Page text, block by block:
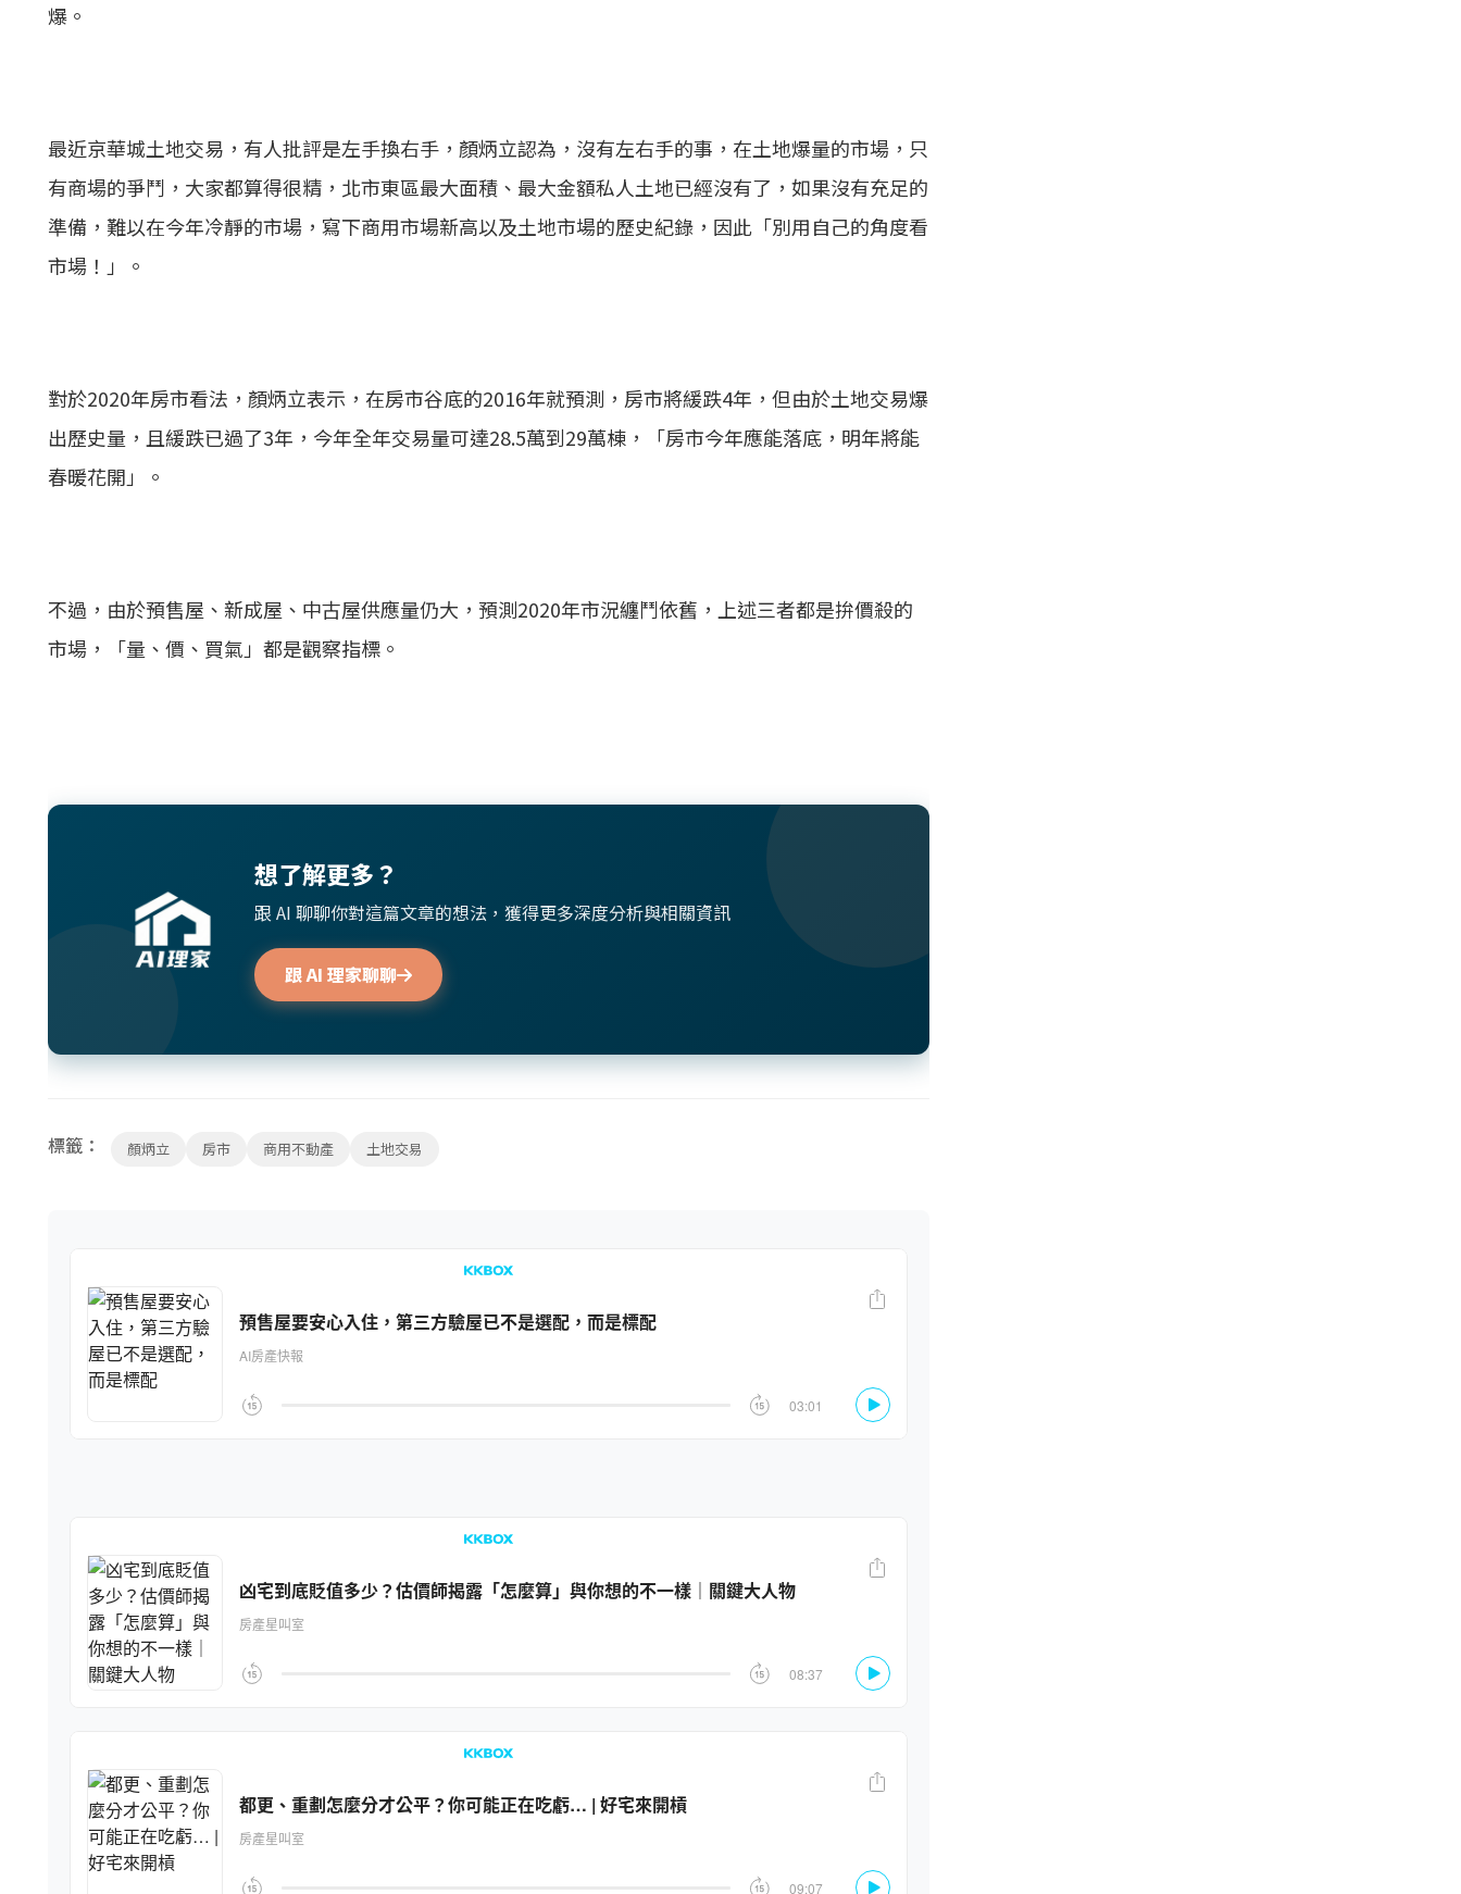
爆。
最近京華城土地交易 ，有人批評是左手換右手，顏炳立認為，沒有左右手的事，在土地爆量的市場，只
有商場的爭鬥，大家都算得很精，北市東區最大面積、最大金額私人土地已經沒有了，如果沒有充足的
準備，難以在今年冷靜的市場，寫下商用市場新高以及土地市場的歷史紀錄，因此「別用自己的角度看
市場！」。
對於2020年房市看法，顏炳立表示，在房市谷底的2016年就預測，房市將緩跌4年，但由於土地交易爆
出歷史量，且緩跌已過了3年，今年全年交易量可達28.5萬到29萬棟，「房市今年應能落底，明年將能
春暖花開」。
不過，由於預售屋、新成屋、中古屋供應量仍大，預測2020年市況纏鬥依舊，上述三者都是拚價殺的
市場，「量、價、買氣」都是觀察指標。
想了解更多？
跟 AI 聊聊你對這篇文章的想法，獲得更多深度分析與相關資訊
跟 AI 理家聊聊
標籤： 顏炳立 房市 商用不動產 土地交易